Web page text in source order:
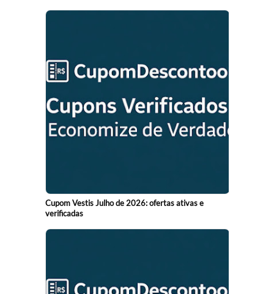
Cupom Vestis Julho de 2026: ofertas ativas e
verificadas